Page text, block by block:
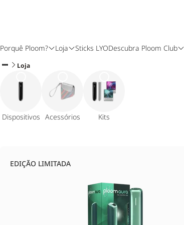
Porquê Ploom? Loja Sticks LYODescubra Ploom Club
Loja
Dispositivos Acessórios Kits
EDIÇÃO LIMITADA